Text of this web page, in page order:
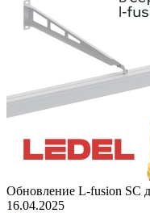
Обновление L-fusion SC
16.04.2025